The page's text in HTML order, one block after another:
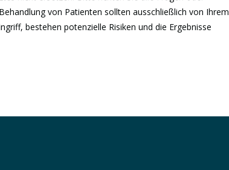
von Patienten sollten ausschließlich von Ihrem
bestehen potenzielle Risiken und die Ergebnisse